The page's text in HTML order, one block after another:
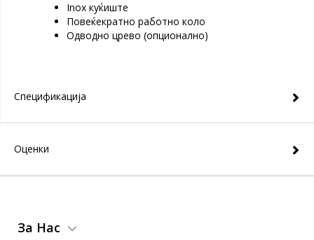
Inox куќиште
Повеќекратно работно коло
Одводно црево (oпционалнo)
Спецификација
Оценки
За Нас